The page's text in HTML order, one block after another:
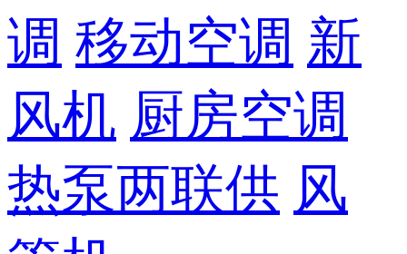
调 移动空调 新
风机 厨房空调
热泵两联供 风